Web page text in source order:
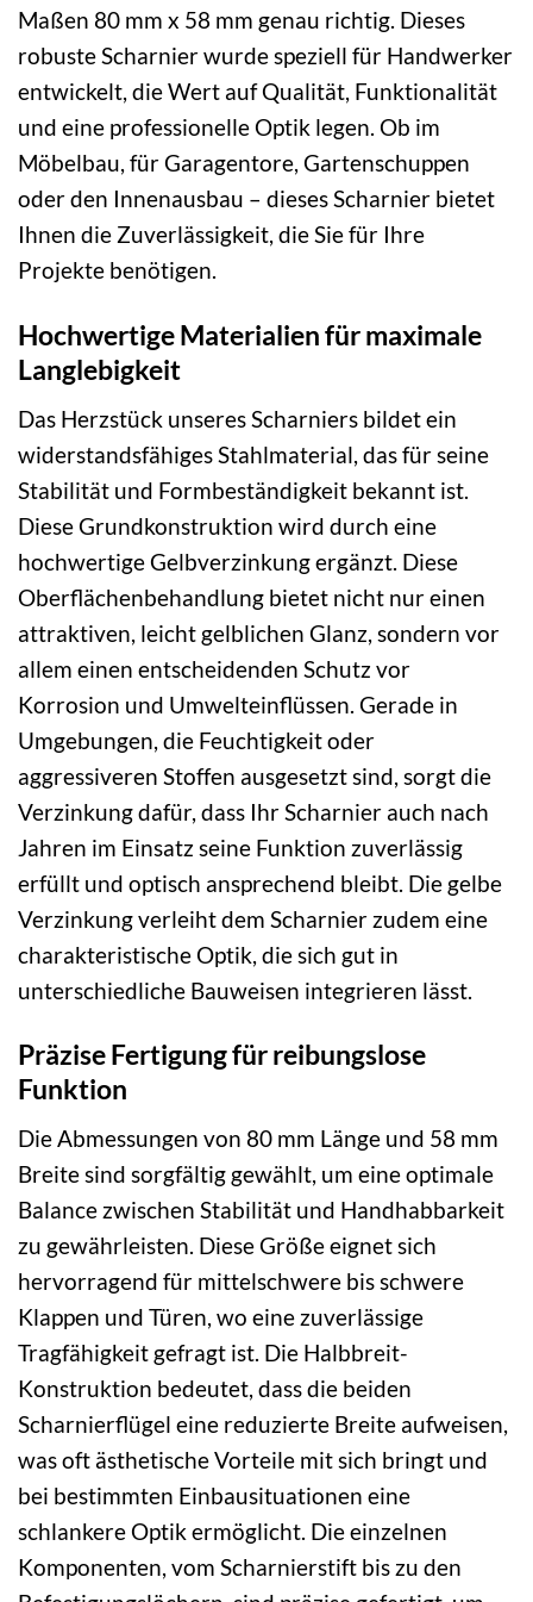
Maßen 80 mm x 58 mm genau richtig. Dieses
robuste Scharnier wurde speziell für Handwerker
entwickelt, die Wert auf Qualität, Funktionalität
und eine professionelle Optik legen. Ob im
Möbelbau, für Garagentore, Gartenschuppen
oder den Innenausbau – dieses Scharnier bietet
Ihnen die Zuverlässigkeit, die Sie für Ihre
Projekte benötigen.
Hochwertige Materialien für maximale
Langlebigkeit
Das Herzstück unseres Scharniers bildet ein
widerstandsfähiges Stahlmaterial, das für seine
Stabilität und Formbeständigkeit bekannt ist.
Diese Grundkonstruktion wird durch eine
hochwertige Gelbverzinkung ergänzt. Diese
Oberflächenbehandlung bietet nicht nur einen
attraktiven, leicht gelblichen Glanz, sondern vor
allem einen entscheidenden Schutz vor
Korrosion und Umwelteinflüssen. Gerade in
Umgebungen, die Feuchtigkeit oder
aggressiveren Stoffen ausgesetzt sind, sorgt die
Verzinkung dafür, dass Ihr Scharnier auch nach
Jahren im Einsatz seine Funktion zuverlässig
erfüllt und optisch ansprechend bleibt. Die gelbe
Verzinkung verleiht dem Scharnier zudem eine
charakteristische Optik, die sich gut in
unterschiedliche Bauweisen integrieren lässt.
Präzise Fertigung für reibungslose
Funktion
Die Abmessungen von 80 mm Länge und 58 mm
Breite sind sorgfältig gewählt, um eine optimale
Balance zwischen Stabilität und Handhabbarkeit
zu gewährleisten. Diese Größe eignet sich
hervorragend für mittelschwere bis schwere
Klappen und Türen, wo eine zuverlässige
Tragfähigkeit gefragt ist. Die Halbbreit-
Konstruktion bedeutet, dass die beiden
Scharnierflügel eine reduzierte Breite aufweisen,
was oft ästhetische Vorteile mit sich bringt und
bei bestimmten Einbausituationen eine
schlankere Optik ermöglicht. Die einzelnen
Komponenten, vom Scharnierstift bis zu den